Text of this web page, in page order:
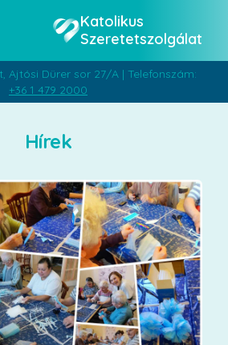
Katolikus
Szeretetszolgálat
Ajtósi Dürer sor 27/A | Telefonszám:
+36 1 479 2000
Hírek